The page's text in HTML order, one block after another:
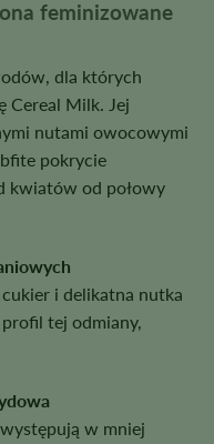
feminizowane
dla których
Cereal Milk. Jej
nutami owocowymi
pokrycie
kwiatów od połowy
i delikatna nutka
tej odmiany,
w mniej